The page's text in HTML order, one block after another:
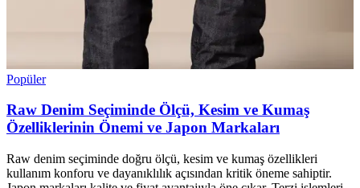
Popüler
Raw Denim Seçiminde Ölçü, Kesim ve Kumaş
Özelliklerinin Önemi ve Japon Markaları
Raw denim seçiminde doğru ölçü, kesim ve kumaş özellikleri
kullanım konforu ve dayanıklılık açısından kritik öneme sahiptir.